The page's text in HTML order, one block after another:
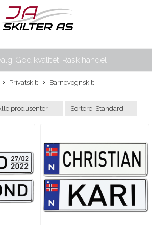
God kvalitet Rask handel
Privatskilt Barnevognskilt